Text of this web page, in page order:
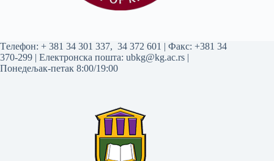
Tелефон: + 381 34 301 337, 34 372 601 | Факс: +381 34
370-299 | Електронска пошта: ubkg@kg.ac.rs |
Понедељак-петак 8:00/19:00